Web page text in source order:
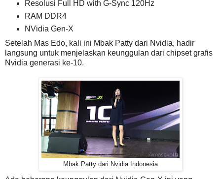
Resolusi Full HD with G-Sync 120Hz
RAM DDR4
NVidia Gen-X
Setelah Mas Edo, kali ini Mbak Patty dari Nvidia, hadir
langsung untuk menjelaskan keunggulan dari chipset grafis
Nvidia generasi ke-10.
Mbak Patty dari Nvidia Indonesia